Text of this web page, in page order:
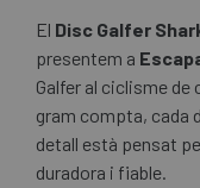
El Disc Galfer
presentem a
Galfer al ciclisme de
gram compta, cada
detall està pensat
duradora i fiable.